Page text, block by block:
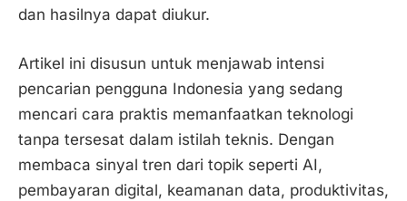
dan hasilnya dapat diukur.
Artikel ini disusun untuk menjawab intensi
pencarian pengguna Indonesia yang sedang
mencari cara praktis memanfaatkan teknologi
tanpa tersesat dalam istilah teknis. Dengan
membaca sinyal tren dari topik seperti AI,
pembayaran digital, keamanan data, produktivitas,